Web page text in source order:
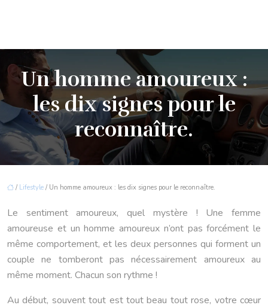
Un homme amoureux :
les dix signes pour le
reconnaître.
/ Lifestyle / Un homme amoureux : les dix signes pour le reconnaître.
Le sentiment amoureux, quel mystère ! Une femme
amoureuse et un homme amoureux n’ont pas forcément le
même comportement, et les deux personnes qui forment un
couple ne tomberont pas nécessairement amoureux au
même moment. Chacun son rythme !
Au début, souvent tout est tout beau tout rose, votre cœur